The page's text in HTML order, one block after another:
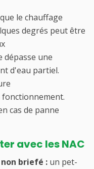
le chauffage
degrés peut être
dépasse une
d'eau partiel.
cas de panne
avec les NAC
briefé : un pet-